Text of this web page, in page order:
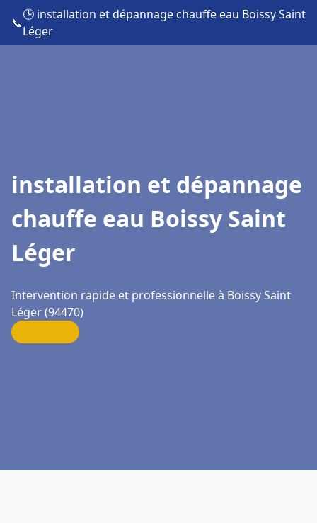
📞
🕒 installation et dépannage chauffe eau Boissy Saint
Léger
installation et dépannage
chauffe eau Boissy Saint
Léger
Intervention rapide et professionnelle à Boissy Saint
Léger (94470)